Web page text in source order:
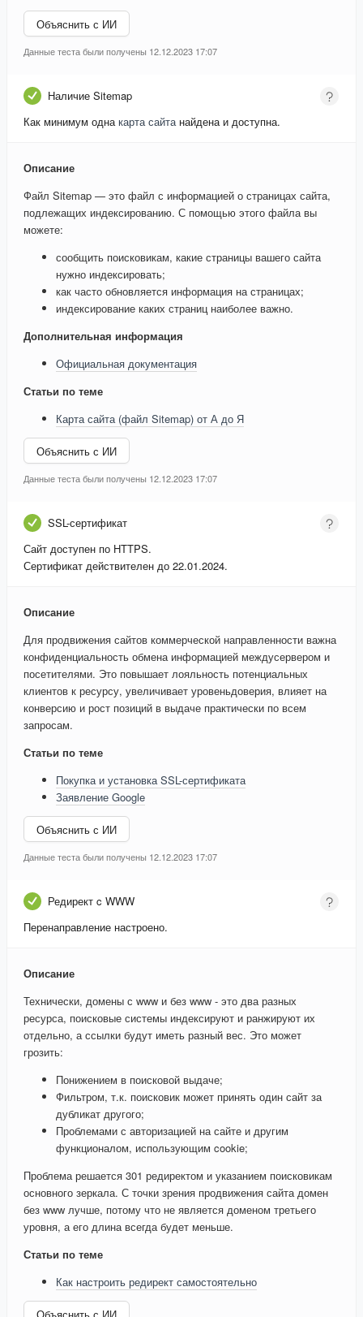
Объяснить с ИИ
Данные теста были получены 12.12.2023 17:07
Наличие Sitemap
Как минимум однакарта сайтанайдена и доступна.
Описание
Файл Sitemap — это файл с информацией о страницах сайта,
подлежащих индексированию. С помощью этого файла вы
можете:
сообщить поисковикам, какие страницы вашего сайта
нужно индексировать;
как часто обновляется информация на страницах;
индексирование каких страниц наиболее важно.
Дополнительная информация
Официальная документация
Статьи по теме
Карта сайта (файл Sitemap) от А до Я
Объяснить с ИИ
Данные теста были получены 12.12.2023 17:07
SSL-сертификат
Сайт доступен по HTTPS.
Сертификат действителен до 22.01.2024.
Описание
Для продвижения сайтов коммерческой направленности важна
конфиденциальность обмена информацией междусервером и
посетителями. Это повышает лояльность потенциальных
клиентов к ресурсу, увеличивает уровеньдоверия, влияет на
конверсию и рост позиций в выдаче практически по всем
запросам.
Статьи по теме
Покупка и установка SSL-сертификата
Заявление Google
Объяснить с ИИ
Данные теста были получены 12.12.2023 17:07
Редирект c WWW
Перенаправление настроено.
Описание
Технически, домены с www и без www - это два разных
ресурса, поисковые системы индексируют и ранжируют их
отдельно, а ссылки будут иметь разный вес. Это может
грозить:
Понижением в поисковой выдаче;
Фильтром, т.к. поисковик может принять один сайт за
дубликат другого;
Проблемами с авторизацией на сайте и другим
функционалом, использующим cookie;
Проблема решается 301 редиректом и указанием поисковикам
основного зеркала. С точки зрения продвижения сайта домен
без www лучше, потому что не является доменом третьего
уровня, а его длина всегда будет меньше.
Статьи по теме
Как настроить редирект самостоятельно
Объяснить с ИИ